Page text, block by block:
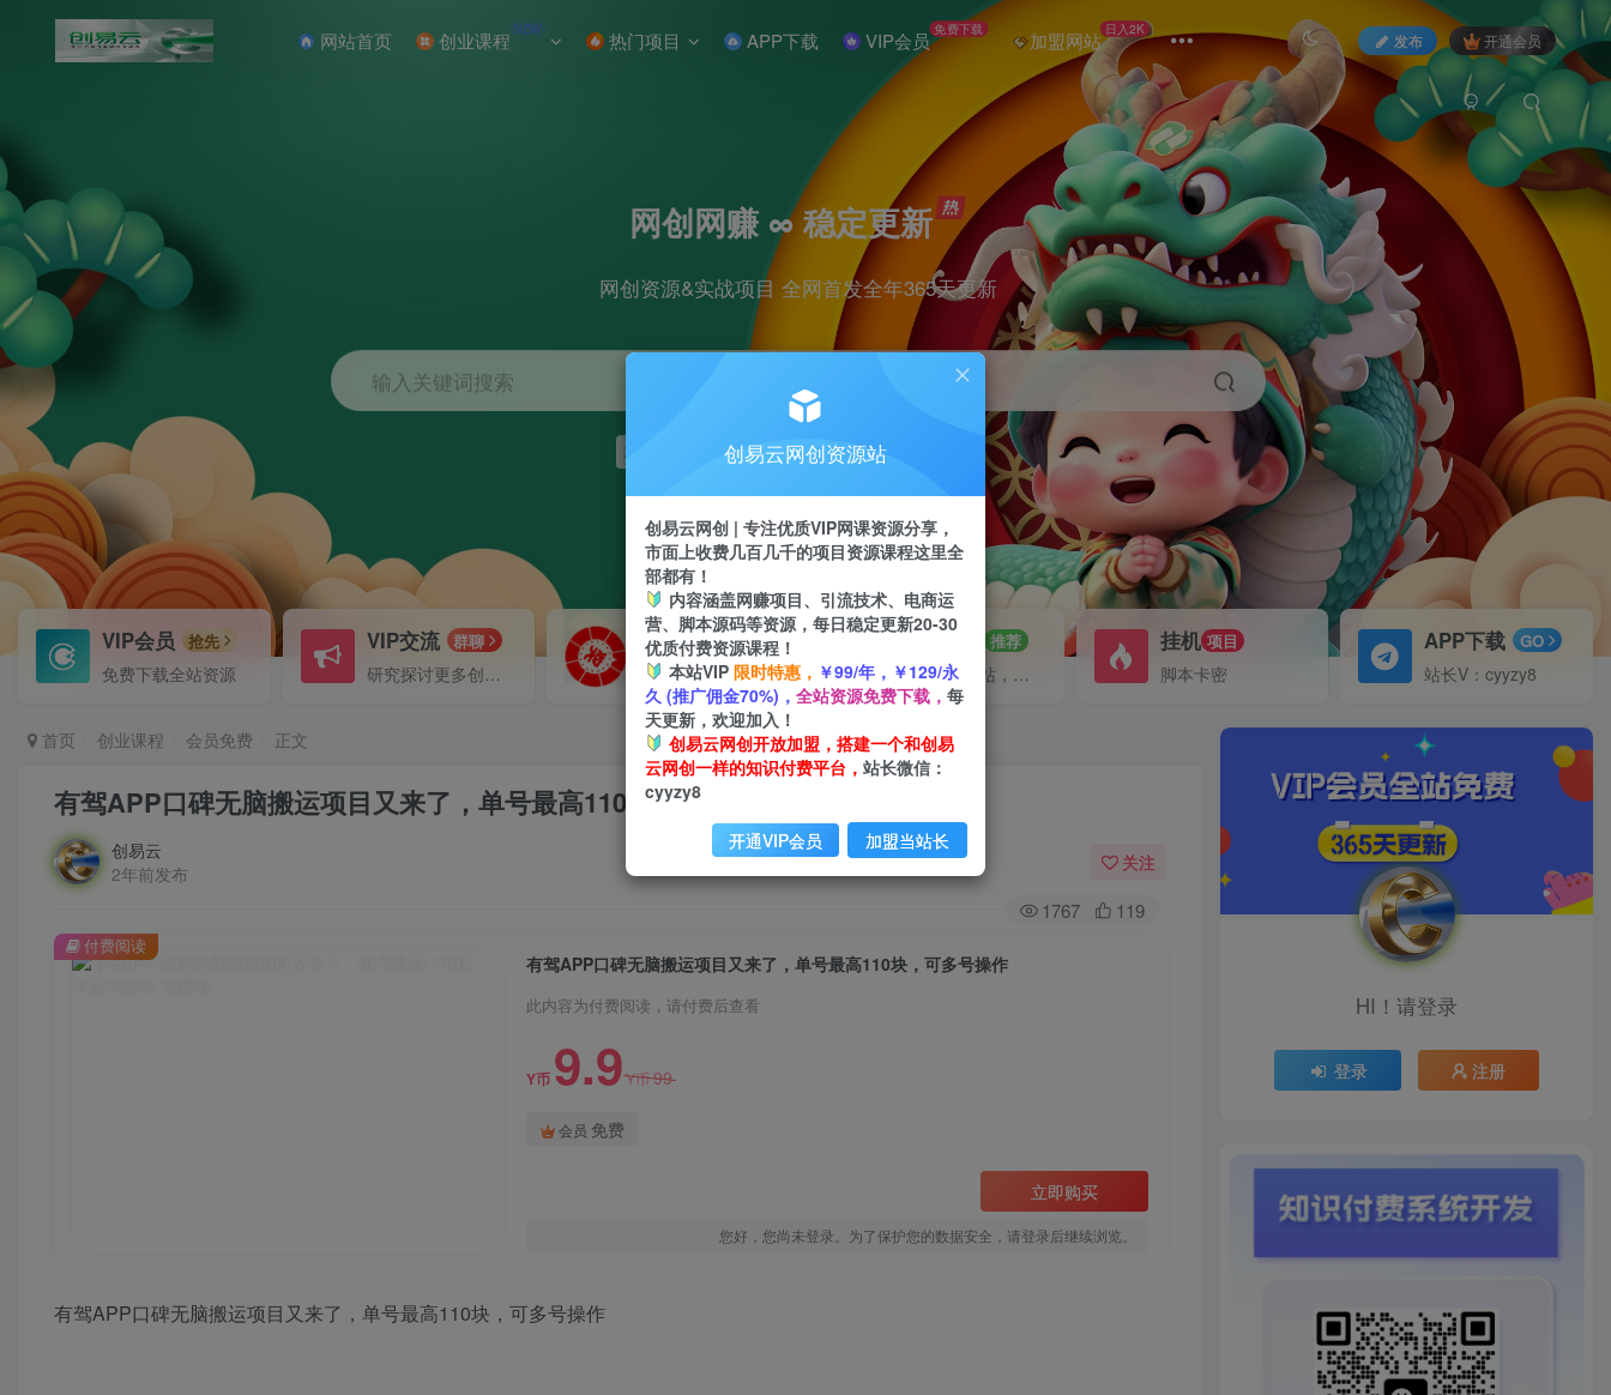
网站首页 创业课程 NEW 热门项目 APP下载 VIP会员 免费下载 加盟网站 日入2K
发布 开通会员
网创网赚 ∞ 稳定更新
网创资源&实战项目 全网首发全年365天更新
输入关键词搜索
项目 引流 短视频 剪辑
VIP会员 抢先
免费下载全站资源
VIP交流 群聊
研究探讨更多创业项目路子。
VIP推广
70%分佣
会员专属推广链接
招募站长 推荐
搭建同款网站，自己当老板
挂机 项目
脚本卡密
APP下载 GO
站长V：cyyzy8
首页 创业课程 会员免费 正文
有驾APP口碑无脑搬运项目又来了，单号最高110块，可多号操作
创易云
2年前发布
关注
1767 119
有驾APP口碑无脑搬运项目又来了，单号最高110块，可多号操作
此内容为付费阅读，请付费后查看
Y币 9.9Y币99
会员 免费
立即购买
您好，您尚未登录。为了保护您的数据安全，请登录后继续浏览。
付费阅读
有驾APP口碑无脑搬运项目又来了，单号最高110块，可多号操作
HI！请登录
登录 注册
创易云网创资源站
创易云网创 | 专注优质VIP网课资源分享，
市面上收费几百几千的项目资源课程这里全
部都有！
内容涵盖网赚项目、引流技术、电商运
营、脚本源码等资源，每日稳定更新20-30
优质付费资源课程！
本站VIP 限时特惠， ￥99/年，￥129/永
久 (推广佣金70%)， 全站资源免费下载， 每
天更新，欢迎加入！
创易云网创开放加盟，搭建一个和创易
云网创一样的知识付费平台， 站长微信：
cyyzy8
开通VIP会员 加盟当站长